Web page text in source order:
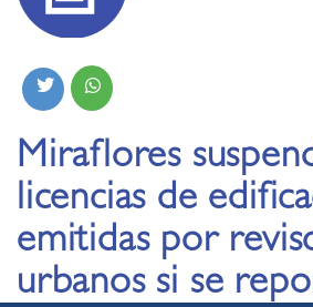
Miraflores
licencias de
emitidas por
urbanos si se